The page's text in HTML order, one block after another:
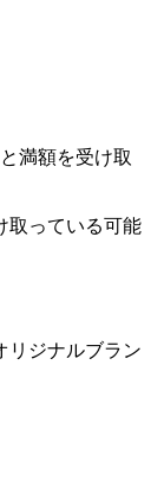
満額を受け取
取っている可能
リジナルブラン